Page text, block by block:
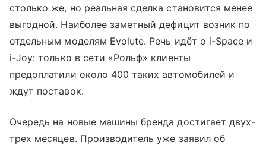
столько же, но реальная сделка становится менее
выгодной. Наиболее заметный дефицит возник по
отдельным моделям Evolute. Речь идёт о i-Space и
i-Joy: только в сети «Рольф» клиенты
предоплатили около 400 таких автомобилей и
ждут поставок.
Очередь на новые машины бренда достигает двух-
трех месяцев. Производитель уже заявил об